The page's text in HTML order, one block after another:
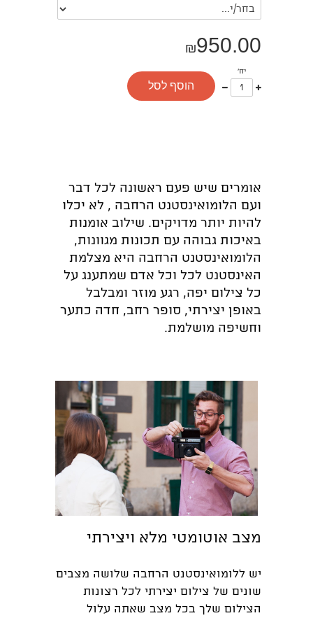
₪950.00
יח'
עוד
אחד
פחות
אחד
הוסף לסל
אומרים שיש פעם ראשונה לכל דבר
ועם הלומואינסטנט הרחבה , לא יכלו
להיות יותר מדויקים. שילוב אומנות
באיכות גבוהה עם תכונות מגוונות,
הלומואינסטנט הרחבה היא מצלמת
האינסטנט לכל וכל אדם שמתענג על
כל צילום יפה, רגע מוזר ומבלבל
באופן יצירתי, סופר רחב, חדה כתער
וחשיפה מושלמת.
מצב אוטומטי מלא ויצירתי
יש ללומואינסטנט הרחבה שלושה מצבים
שונים של צילום יצירתי לכל רצונות
הצילום שלך בכל מצב שאתה עלול